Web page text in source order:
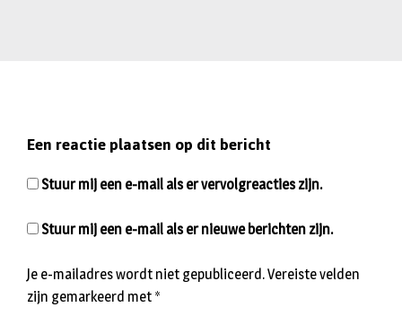
Een reactie plaatsen op dit bericht
Je e-mailadres wordt niet gepubliceerd.Vereiste velden
zijn gemarkeerd met *
Stuur mij een e-mail als er vervolgreacties zijn.
Stuur mij een e-mail als er nieuwe berichten zijn.